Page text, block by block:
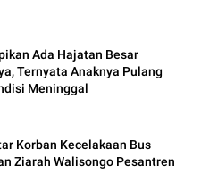
Ada Hajatan Besar
Ternyata Anaknya Pulang
Meninggal
Korban Kecelakaan Bus
Ziarah Walisongo Pesantren